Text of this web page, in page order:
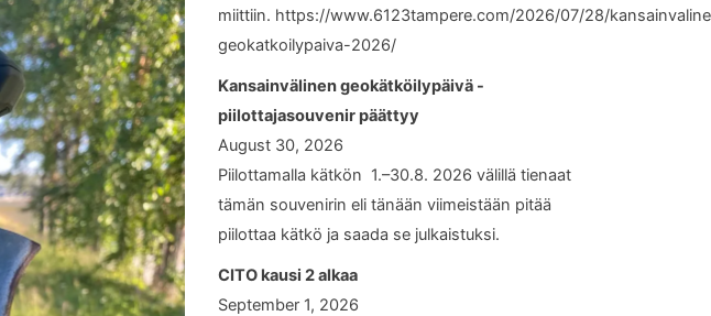
miittiin. https://www.6123tampere.com/2026/07/28/
geokatkoilypaiva-2026/
Kansainvälinen geokätköilypäivä -
piilottajasouvenir päättyy
August 30, 2026
Piilottamalla kätkön 1.–30.8. 2026 välillä tienaat
tämän souvenirin eli tänään viimeistään pitää
piilottaa kätkö ja saada se julkaistuksi.
CITO kausi 2 alkaa
September 1, 2026